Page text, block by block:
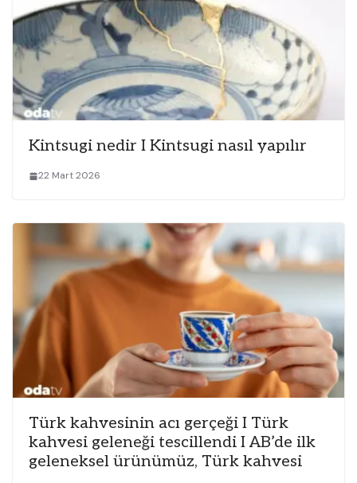
Kintsugi nedir I Kintsugi nasıl yapılır
22 Mart 2026
Türk kahvesinin acı gerçeği I Türk
kahvesi geleneği tescillendi I AB’de ilk
geleneksel ürünümüz, Türk kahvesi